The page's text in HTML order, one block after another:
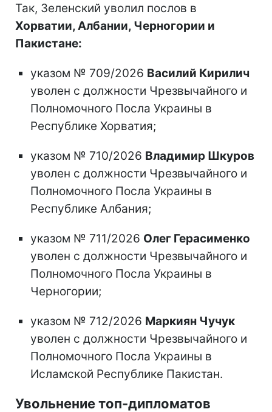
Так, Зеленский уволил послов в
Хорватии, Албании, Черногории и
Пакистане:
указом № 709/2026 Василий Кирилич
уволен с должности Чрезвычайного и
Полномочного Посла Украины в
Республике Хорватия;
указом № 710/2026 Владимир Шкуров
уволен с должности Чрезвычайного и
Полномочного Посла Украины в
Республике Албания;
указом № 711/2026 Олег Герасименко
уволен с должности Чрезвычайного и
Полномочного Посла Украины в
Черногории;
указом № 712/2026 Маркиян Чучук
уволен с должности Чрезвычайного и
Полномочного Посла Украины в
Исламской Республике Пакистан.
Увольнение топ-дипломатов